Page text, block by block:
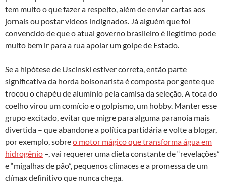
tem muito o que fazer a respeito, além de enviar cartas aos
jornais ou postar vídeos indignados. Já alguém que foi
convencido de que o atual governo brasileiro é ilegítimo pode
muito bem ir para a rua apoiar um golpe de Estado.
Se a hipótese de Uscinski estiver correta, então parte
significativa da horda bolsonarista é composta por gente que
trocou o chapéu de alumínio pela camisa da seleção. A toca do
coelho virou um comício e o golpismo, um hobby. Manter esse
grupo excitado, evitar que migre para alguma paranoia mais
divertida – que abandone a política partidária e volte a blogar,
por exemplo, sobreo motor mágico que transforma água em
hidrogênio –, vai requerer uma dieta constante de “revelações”
e “migalhas de pão”, pequenos clímaces e a promessa de um
clímax definitivo que nunca chega.